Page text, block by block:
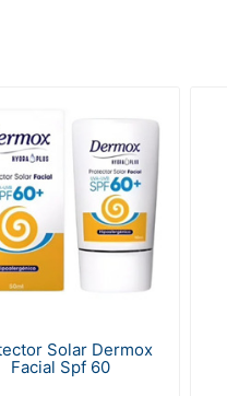
Solar Dermox
Facial Spf 60